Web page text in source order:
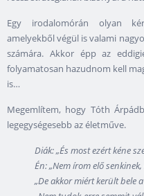
Egy irodalomórán olyan
amelyekből végül is valami
számára. Akkor épp az
folyamatosan hazudnom kell
is…
Megemlítem, hogy Tóth
legegységesebb az életműve.
Diák: „És most ezért kéne
Én: „Nem írom elő
„De akkor miért került bele